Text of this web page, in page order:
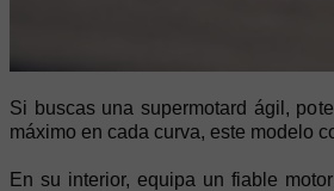
Si buscas una supermotard ágil,
máximo en cada curva, este modelo
En su interior, equipa un fiable